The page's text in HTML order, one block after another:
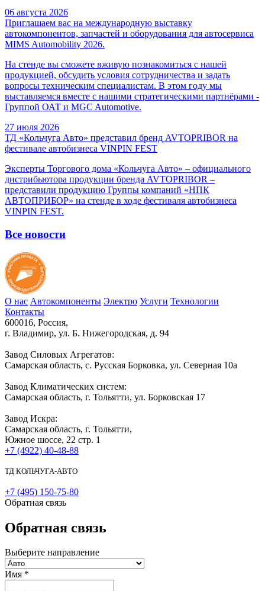
06 августа 2026
Приглашаем вас на международную выставку
автокомпонентов, запчастей и оборудования для автосервиса
MIMS Automobility 2026.
На стенде вы сможете вживую познакомиться с нашей
продукцией, обсудить условия сотрудничества и задать
вопросы техническим специалистам. В этом году мы
выставляемся вместе с нашими стратегическими партнёрами -
Группой ОАТ и MGC Automotive.
27 июля 2026
ТД «Кольчуга Авто» представил бренд AVTOPRIBOR на
фестивале автобизнеса VINPIN FEST
Эксперты Торгового дома «Кольчуга Авто» – официального
дистрибьютора продукции бренда AVTOPRIBOR –
представили продукцию Группы компаний «НПК
АВТОПРИБОР» на стенде в ходе фестиваля автобизнеса
VINPIN FEST.
Все новости
О нас Автокомпоненты Электро Услуги Технологии
Контакты
600016, Россия,
г. Владимир, ул. Б. Нижегородская, д. 94
Завод Силовых Агрегатов:
Самарская область, с. Русская Борковка, ул. Северная 10а
Завод Климатических систем:
Самарская область, г. Тольятти, ул. Борковская 17
Завод Искра:
Самарская область, г. Тольятти,
Южное шоссе, 22 стр. 1
+7 (4922) 40-48-88
ТД КОЛЬЧУГА-АВТО
+7 (495) 150-75-80
Обратная связь
Обратная связь
Выберите направление
Имя *